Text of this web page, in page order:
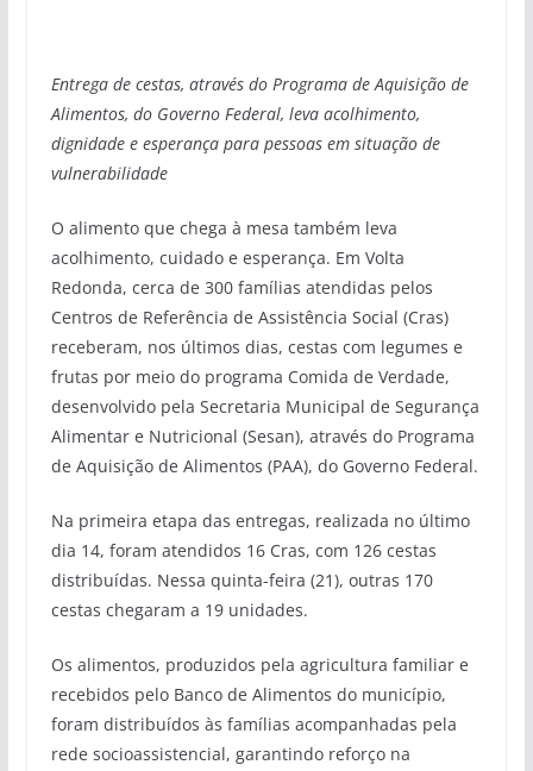
Entrega de cestas, através do Programa de Aquisição de
Alimentos, do Governo Federal, leva acolhimento,
dignidade e esperança para pessoas em situação de
vulnerabilidade
O alimento que chega à mesa também leva
acolhimento, cuidado e esperança. Em Volta
Redonda, cerca de 300 famílias atendidas pelos
Centros de Referência de Assistência Social (Cras)
receberam, nos últimos dias, cestas com legumes e
frutas por meio do programa Comida de Verdade,
desenvolvido pela Secretaria Municipal de Segurança
Alimentar e Nutricional (Sesan), através do Programa
de Aquisição de Alimentos (PAA), do Governo Federal.
Na primeira etapa das entregas, realizada no último
dia 14, foram atendidos 16 Cras, com 126 cestas
distribuídas. Nessa quinta-feira (21), outras 170
cestas chegaram a 19 unidades.
Os alimentos, produzidos pela agricultura familiar e
recebidos pelo Banco de Alimentos do município,
foram distribuídos às famílias acompanhadas pela
rede socioassistencial, garantindo reforço na